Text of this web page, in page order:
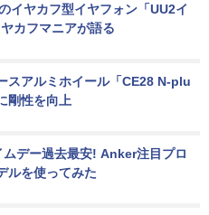
イヤカフ型イヤフォン「UU2イ
カフマニアが語る
スアルミホイール「CE28 N-plu
剛性を向上
デー過去最安! Anker注目プロ
ルを使ってみた